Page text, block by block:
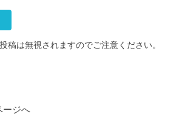
稿は無視されますのでご注意ください。
ージへ